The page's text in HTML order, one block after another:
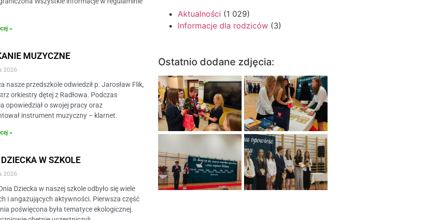
»
MUZYCZNE
2026
nasze przedszkole odwiedził p. Jarosław Flik,
orkiestry dętej z Radłowa. Podczas
opowiedział o swojej pracy oraz
instrument muzyczny – klarnet.
»
W SZKOLE
2026
Dziecka w naszej szkole odbyło się wiele
i angażujących aktywności. Pierwsza część
poświęcona była tematyce ekologicznej.
Aktualności (1 029)
Informacje dla rodziców(3)
Ostatnio dodane zdjęcia: